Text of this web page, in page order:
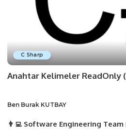
C Sharp
Anahtar Kelimeler ReadOnly
Ben Burak KUTBAY
👨‍💻 Software Engineering